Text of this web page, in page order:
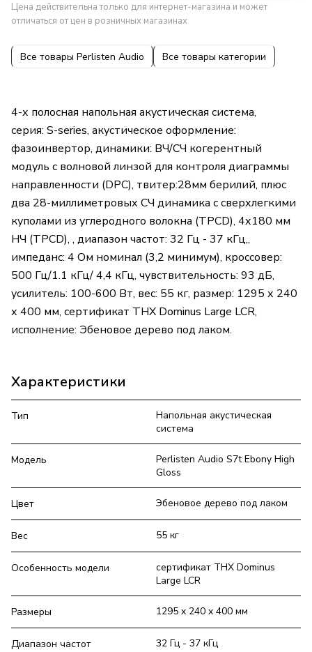
Цена действительна только для интернет-магазина и может
отличаться от цен в розничных магазинах
Все товары Perlisten Audio Все товары категории
4-х полосная напольная акустическая система,
серия: S-series, акустическое оформление:
фазоинвертор, динамики: ВЧ/СЧ когерентный
модуль с волновой линзой для контроля диаграммы
направленности (DPC), твитер:28мм берилий, плюс
два 28-миллиметровых СЧ динамика с сверхлегкими
куполами из углеродного волокна (TPCD), 4х180 мм
НЧ (TPCD), , диапазон частот: 32 Гц - 37 кГц,,
импеданс: 4 Ом номинал (3,2 минимум), кроссовер:
500 Гц/1.1 кГц/ 4,4 кГц, чувствительность: 93 дБ,
усилитель: 100-600 Вт, вес: 55 кг, размер: 1295 х 240
х 400 мм, сертификат THX Dominus Large LCR,
исполнение: Эбеновое дерево под лаком.
Характеристики
Тип
Напольная акустическая
система
Модель
Perlisten Audio S7t Ebony High
Gloss
Цвет Эбеновое дерево под лаком
Вес 55 кг
Особенность модели
сертификат THX Dominus
Large LCR
Размеры 1295 x 240 x 400 мм
Диапазон частот 32 Гц - 37 кГц